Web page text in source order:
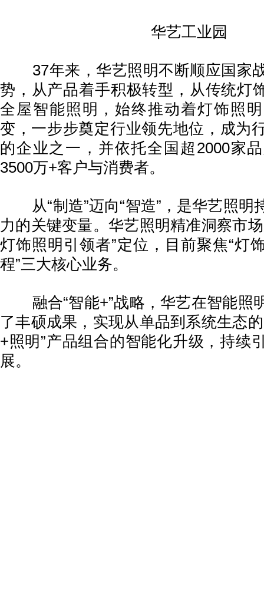
华艺工业园
37年来，华艺照明不断顺应国家
势，从产品着手积极转型，从传统灯
全屋智能照明，始终推动着灯饰照
变，一步步奠定行业领先地位，成为
的企业之一，并依托全国超2000家
3500万+客户与消费者。
从“制造”迈向“智造”，是华艺照明
力的关键变量。华艺照明精准洞察市
灯饰照明引领者”定位，目前聚焦“灯
程”三大核心业务。
融合“智能+”战略，华艺在智能照
了丰硕成果，实现从单品到系统生态
+照明”产品组合的智能化升级，持续
展。